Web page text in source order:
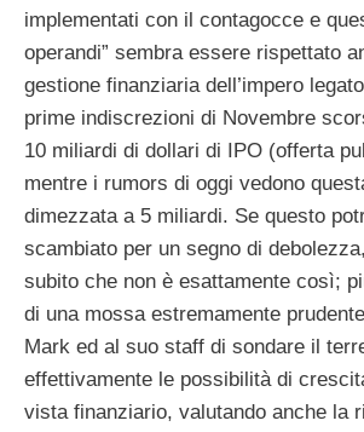
implementati con il contagocce e
operandi” sembra essere rispettato
gestione finanziaria dell’impero
prime indiscrezioni di Novembre
10 miliardi di dollari di IPO (offerta
mentre i rumors di oggi vedono
dimezzata a 5 miliardi. Se questo
scambiato per un segno di
subito che non è esattamente così;
di una mossa estremamente
Mark ed al suo staff di sondare il
effettivamente le possibilità di
vista finanziario, valutando anche la